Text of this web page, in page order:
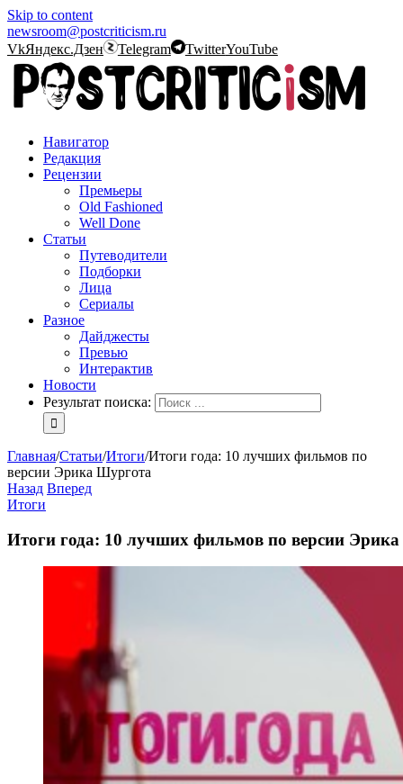
Skip to content
newsroom@postcriticism.ru
VkЯндекс.Дзен Telegram TwitterYouTube
Навигатор
Редакция
Рецензии
Премьеры
Old Fashioned
Well Done
Статьи
Путеводители
Подборки
Лица
Сериалы
Разное
Дайджесты
Превью
Интерактив
Новости
Результат поиска:
Главная/Статьи/Итоги/Итоги года: 10 лучших фильмов по
версии Эрика Шургота
Назад Вперед
Итоги
Итоги года: 10 лучших фильмов по версии